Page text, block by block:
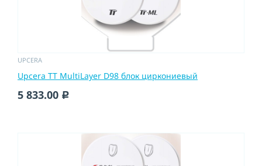
UPCERA
Upcera TT MultiLayer D98 блок циркониевый
5 833.00 c